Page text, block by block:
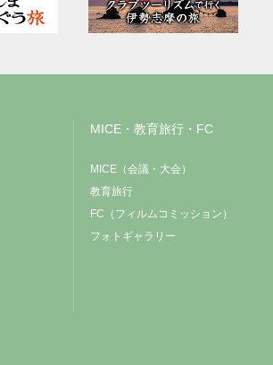
MICE・教育旅行・FC
MICE（会議・大会）
教育旅行
FC（フィルムコミッション）
フォトギャラリー